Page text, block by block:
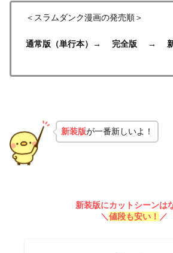
＜スラムダンク漫画の発売順＞
通常版（単行本）→ 完全版 → 新
新装版が一番新しいよ！
新装版にカットシーンは
＼値段も安い！ ／